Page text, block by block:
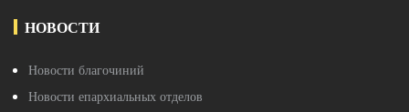
НОВОСТИ
Новости благочиний
Новости епархиальных отделов